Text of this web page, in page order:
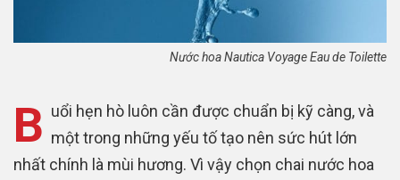
Nước hoa Nautica Voyage Eau de Toilette
B uổi hẹn hò luôn cần được chuẩn bị kỹ càng, và
một trong những yếu tố tạo nên sức hút lớn
nhất chính là mùi hương. Vì vậy chọn chai nước hoa